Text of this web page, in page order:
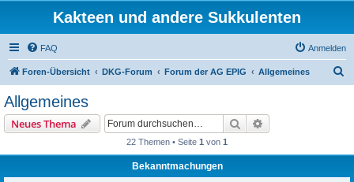
Kakteen und andere Sukkulenten
FAQ Anmelden
Foren-Übersicht DKG-Forum Forum der AG EPIG Allgemeines
Allgemeines
Neues Thema Suche
22 Themen • Seite 1 von 1
Bekanntmachungen